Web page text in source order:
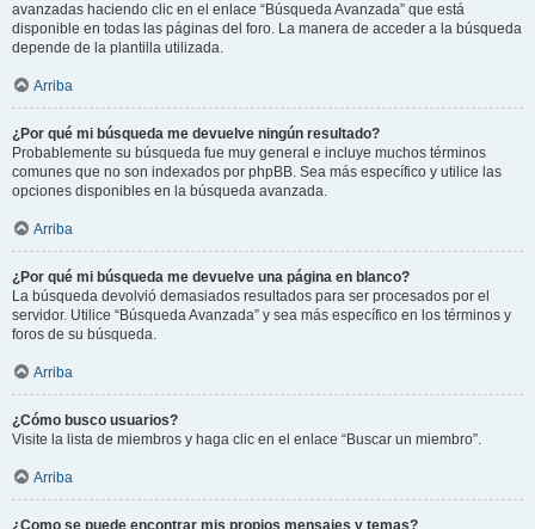
avanzadas haciendo clic en el enlace “Búsqueda Avanzada” que está
disponible en todas las páginas del foro. La manera de acceder a la búsqueda
depende de la plantilla utilizada.
Arriba
¿Por qué mi búsqueda me devuelve ningún resultado?
Probablemente su búsqueda fue muy general e incluye muchos términos
comunes que no son indexados por phpBB. Sea más específico y utilice las
opciones disponibles en la búsqueda avanzada.
Arriba
¿Por qué mi búsqueda me devuelve una página en blanco?
La búsqueda devolvió demasiados resultados para ser procesados por el
servidor. Utilice “Búsqueda Avanzada” y sea más específico en los términos y
foros de su búsqueda.
Arriba
¿Cómo busco usuarios?
Visite la lista de miembros y haga clic en el enlace “Buscar un miembro”.
Arriba
¿Como se puede encontrar mis propios mensajes y temas?